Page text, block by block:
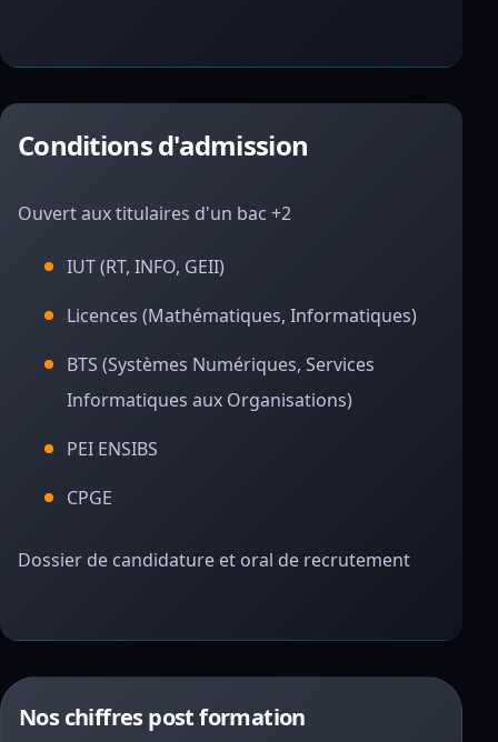
Conditions d'admission
Ouvert aux titulaires d'un bac +2
IUT (RT, INFO, GEII)
Licences (Mathématiques, Informatiques)
BTS (Systèmes Numériques, Services
Informatiques aux Organisations)
PEI ENSIBS
CPGE
Dossier de candidature et oral de recrutement
Nos chiffres post formation